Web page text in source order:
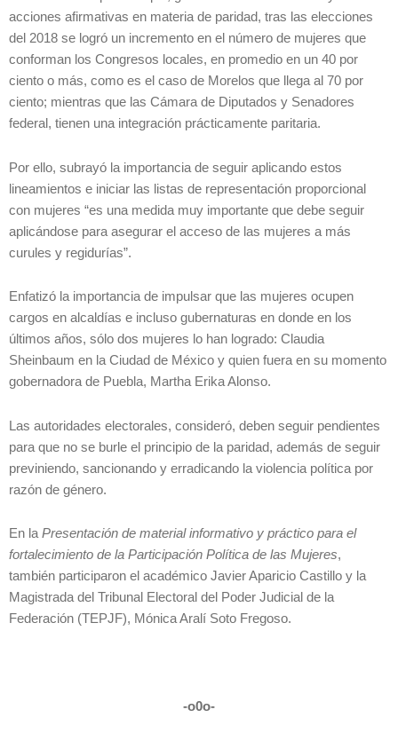
acciones afirmativas en materia de paridad, tras las elecciones
del 2018 se logró un incremento en el número de mujeres que
conforman los Congresos locales, en promedio en un 40 por
ciento o más, como es el caso de Morelos que llega al 70 por
ciento; mientras que las Cámara de Diputados y Senadores
federal, tienen una integración prácticamente paritaria.
Por ello, subrayó la importancia de seguir aplicando estos
lineamientos e iniciar las listas de representación proporcional
con mujeres “es una medida muy importante que debe seguir
aplicándose para asegurar el acceso de las mujeres a más
curules y regidurías”.
Enfatizó la importancia de impulsar que las mujeres ocupen
cargos en alcaldías e incluso gubernaturas en donde en los
últimos años, sólo dos mujeres lo han logrado: Claudia
Sheinbaum en la Ciudad de México y quien fuera en su momento
gobernadora de Puebla, Martha Erika Alonso.
Las autoridades electorales, consideró, deben seguir pendientes
para que no se burle el principio de la paridad, además de seguir
previniendo, sancionando y erradicando la violencia política por
razón de género.
En laPresentación de material informativo y práctico para el
fortalecimiento de la Participación Política de las Mujeres,
también participaron el académico Javier Aparicio Castillo y la
Magistrada del Tribunal Electoral del Poder Judicial de la
Federación (TEPJF), Mónica Aralí Soto Fregoso.
-o0o-